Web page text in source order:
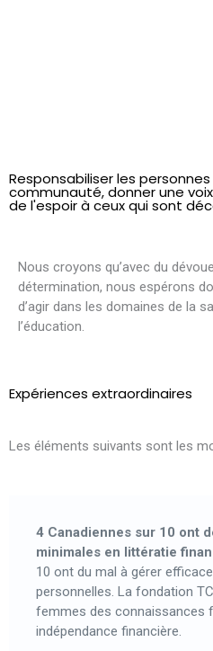
Responsabiliser les
communauté, donner une
de l'espoir à ceux qui sont
Nous croyons qu’avec du
détermination, nous espérons
d’agir dans les domaines de la
l’éducation.
Expériences extraordinaires
Les éléments suivants sont les
4 Canadiennes sur 10 ont
minimales en littératie
10 ont du mal à gérer
personnelles. La fondation
femmes des connaissances
indépendance financière.